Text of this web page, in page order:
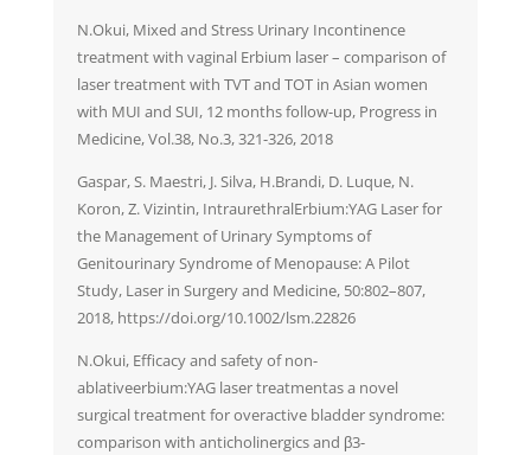
N.Okui, Mixed and Stress Urinary Incontinence
treatment with vaginal Erbium laser – comparison of
laser treatment with TVT and TOT in Asian women
with MUI and SUI, 12 months follow-up, Progress in
Medicine, Vol.38, No.3, 321-326, 2018
Gaspar, S. Maestri, J. Silva, H.Brandi, D. Luque, N.
Koron, Z. Vizintin, IntraurethralErbium:YAG Laser for
the Management of Urinary Symptoms of
Genitourinary Syndrome of Menopause: A Pilot
Study, Laser in Surgery and Medicine, 50:802–807,
2018, https://doi.org/10.1002/lsm.22826
N.Okui, Efficacy and safety of non-
ablativeerbium:YAG laser treatmentas a novel
surgical treatment for overactive bladder syndrome:
comparison with anticholinergics and β3-